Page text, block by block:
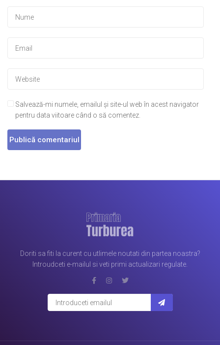
Salvează-mi numele, emailul și site-ul web în acest navigator
pentru data viitoare când o să comentez.
Doriti sa fiti la curent cu utlimele noutati din partea noastra?
Introudceti e-mailul si veti primi actualizari regulate.